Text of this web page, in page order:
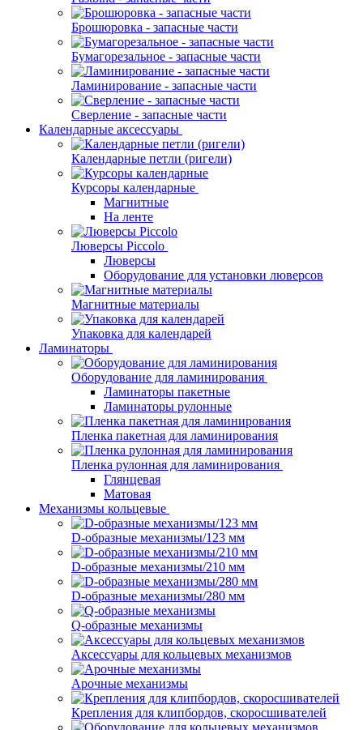
Брошюровка - запасные части
Бумагорезальное - запасные части
Ламинирование - запасные части
Сверление - запасные части
Календарные аксессуары
Календарные петли (ригели)
Курсоры календарные
Магнитные
На ленте
Люверсы Piccolo
Люверсы
Оборудование для установки люверсов
Магнитные материалы
Упаковка для календарей
Ламинаторы
Оборудование для ламинирования
Ламинаторы пакетные
Ламинаторы рулонные
Пленка пакетная для ламинирования
Пленка рулонная для ламинирования
Глянцевая
Матовая
Механизмы кольцевые
D-образные механизмы/123 мм
D-образные механизмы/210 мм
D-образные механизмы/280 мм
Q-образные механизмы
Аксессуары для кольцевых механизмов
Арочные механизмы
Крепления для клипбордов, скоросшивателей